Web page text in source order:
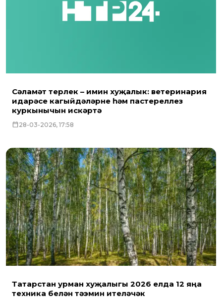
Сәламәт терлек – имин хуҗалык: ветеринария
идарәсе кагыйдәләрне һәм пастереллез
куркынычын искәртә
28-03-2026, 17:58
Татарстан урман хуҗалыгы 2026 елда 12 яңа
техника белән тәэмин ителәчәк